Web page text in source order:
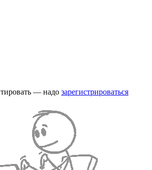
— надо зарегистрироваться